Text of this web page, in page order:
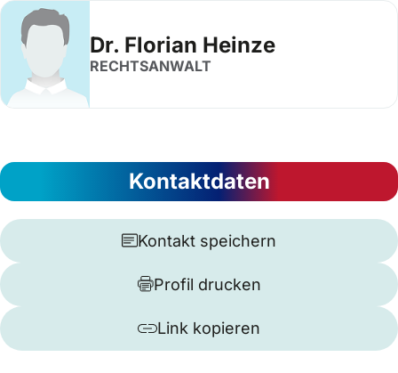
Dr. Florian Heinze
RECHTSANWALT
Kontaktdaten
Kontakt speichern
Profil drucken
Link kopieren